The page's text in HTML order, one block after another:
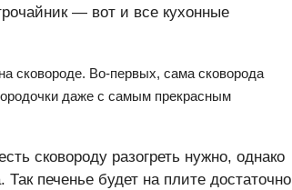
— вот и все кухонные
сковороде. Во-первых, сама сковорода
даже с самым прекрасным
сковороду разогреть нужно, однако
печенье будет на плите достаточно